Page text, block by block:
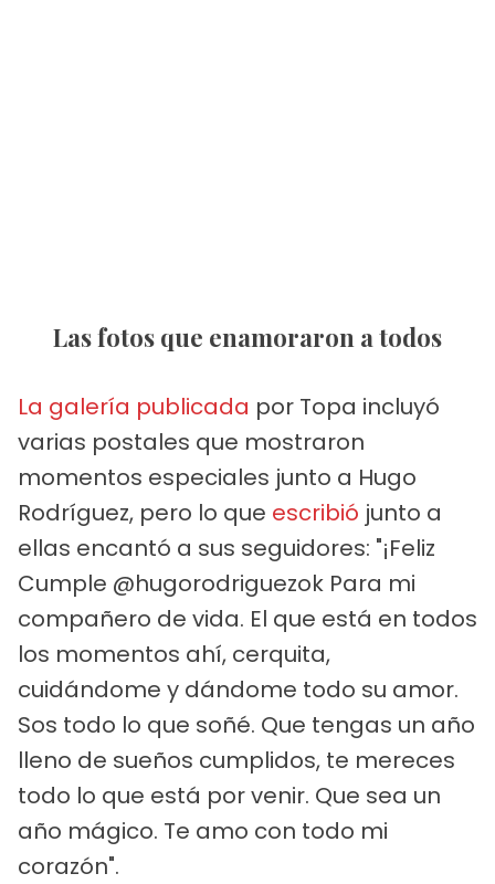
Las fotos que enamoraron a todos
La galería publicada por Topa incluyó
varias postales que mostraron
momentos especiales junto a Hugo
Rodríguez, pero lo que escribió junto a
ellas encantó a sus seguidores: "¡Feliz
Cumple @hugorodriguezok Para mi
compañero de vida. El que está en todos
los momentos ahí, cerquita,
cuidándome y dándome todo su amor.
Sos todo lo que soñé. Que tengas un año
lleno de sueños cumplidos, te mereces
todo lo que está por venir. Que sea un
año mágico. Te amo con todo mi
corazón".